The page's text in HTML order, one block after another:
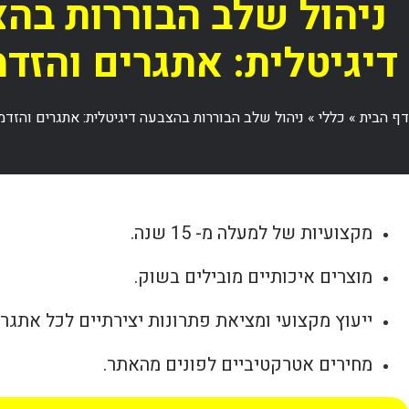
ניהול שלב הבוררות
דיגיטלית: אתגרים
דף הבית» כללי » ניהול שלב הבוררות בהצבעה דיגיטלית: אתגרים
מקצועיות של למעלה מ- 15 שנה.
מוצרים איכותיים מובילים בשוק.
ייעוץ מקצועי ומציאת פתרונות יצירתיים לכל
מחירים אטרקטיביים לפונים מהאתר.